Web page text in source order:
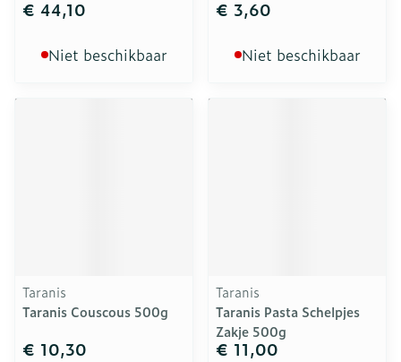
€ 44,10
Niet beschikbaar
€ 3,60
Niet beschikbaar
Taranis
Taranis Couscous 500g
€ 10,30
Taranis
Taranis Pasta Schelpjes
Zakje 500g
€ 11,00